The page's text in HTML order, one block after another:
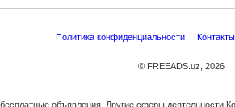
Политика конфиденциальности Контакты
© FREEADS.uz, 2026
объявления. Другие сферы